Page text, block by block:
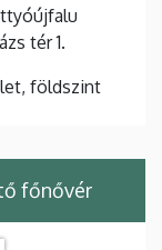
tér 1.
földszint
főnővér